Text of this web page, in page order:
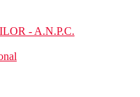
- A.N.P.C.